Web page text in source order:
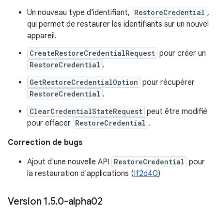
Un nouveau type d'identifiant, RestoreCredential ,
qui permet de restaurer les identifiants sur un nouvel
appareil.
CreateRestoreCredentialRequest pour créer un
RestoreCredential .
GetRestoreCredentialOption pour récupérer
RestoreCredential .
ClearCredentialStateRequest peut être modifié
pour effacer RestoreCredential .
Correction de bugs
Ajout d'une nouvelle API RestoreCredential pour
la restauration d'applications (If2d40)
Version 1.5.0-alpha02